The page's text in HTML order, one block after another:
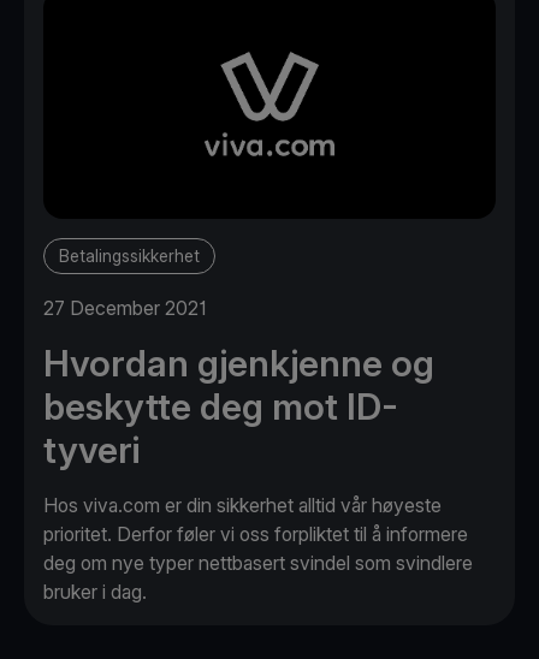
Betalingssikkerhet
27 December 2021
Hvordan gjenkjenne og
beskytte deg mot ID-
tyveri
Hos viva.com er din sikkerhet alltid vår høyeste
prioritet. Derfor føler vi oss forpliktet til å informere
deg om nye typer nettbasert svindel som svindlere
bruker i dag.